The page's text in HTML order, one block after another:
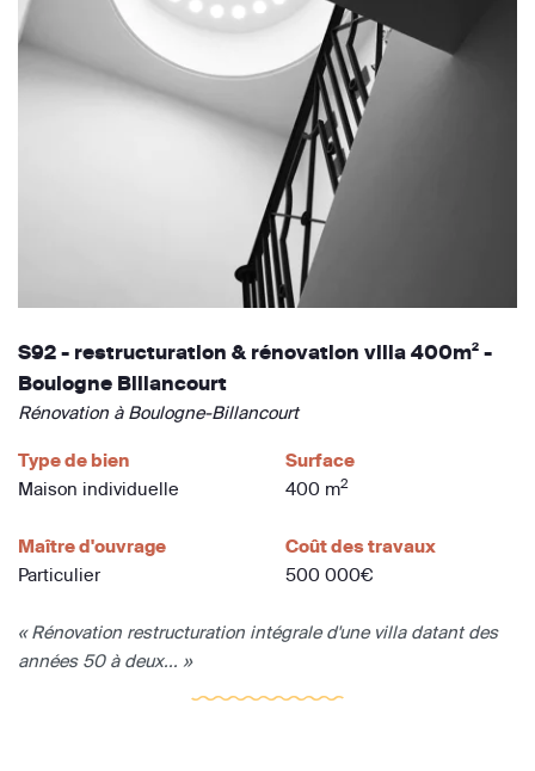
S92 - restructuration & rénovation villa 400m² -
Boulogne Billancourt
Rénovation à Boulogne-Billancourt
Type de bien
Maison individuelle
Surface
400 m2
Maître d'ouvrage
Particulier
Coût des travaux
500 000€
« Rénovation restructuration intégrale d'une villa datant des
années 50 à deux... »